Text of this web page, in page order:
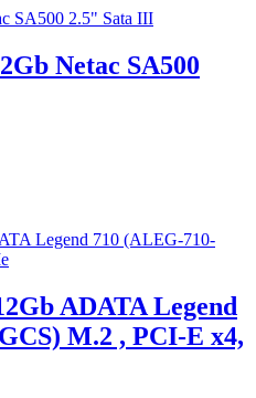
Netac SA500
ADATA Legend
M.2 , PCI-E x4,